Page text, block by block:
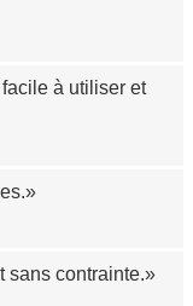
à utiliser et
sans contrainte.